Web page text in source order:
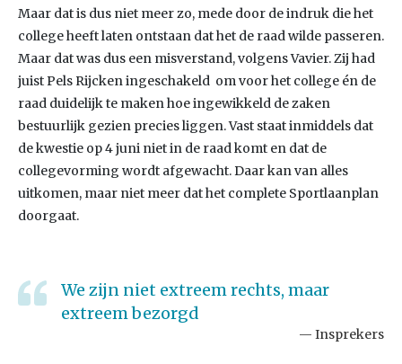
Maar dat is dus niet meer zo, mede door de indruk die het
college heeft laten ontstaan dat het de raad wilde passeren.
Maar dat was dus een misverstand, volgens Vavier. Zij had
juist Pels Rijcken ingeschakeld om voor het college én de
raad duidelijk te maken hoe ingewikkeld de zaken
bestuurlijk gezien precies liggen. Vast staat inmiddels dat
de kwestie op 4 juni niet in de raad komt en dat de
collegevorming wordt afgewacht. Daar kan van alles
uitkomen, maar niet meer dat het complete Sportlaanplan
doorgaat.
We zijn niet extreem rechts, maar
extreem bezorgd
Insprekers